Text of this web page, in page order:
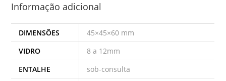
Informação adicional
DIMENSÕES
45×45×60 mm
VIDRO
8 a 12mm
ENTALHE
sob-consulta